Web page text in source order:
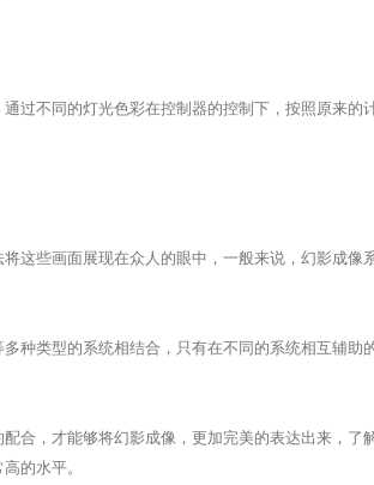
不同的灯光色彩在控制器的控制下，按照原来的
些画面展现在众人的眼中，一般来说，幻影成像
类型的系统相结合，只有在不同的系统相互辅助
，才能够将幻影成像，更加完美的表达出来，了
的水平。